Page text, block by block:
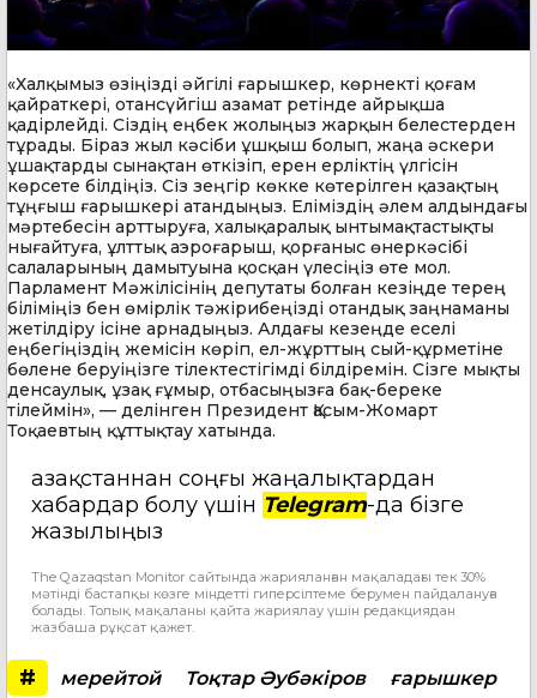
«Халқымыз өзіңізді әйгілі ғарышкер, көрнекті қоғам
қайраткері, отансүйгіш азамат ретінде айрықша
қадірлейді. Сіздің еңбек жолыңыз жарқын белестерден
тұрады. Біраз жыл кәсіби ұшқыш болып, жаңа әскери
ұшақтарды сынақтан өткізіп, ерен ерліктің үлгісін
көрсете білдіңіз. Сіз зеңгір көкке көтерілген қазақтың
тұңғыш ғарышкері атандыңыз. Еліміздің әлем алдындағы
мәртебесін арттыруға, халықаралық ынтымақтастықты
нығайтуға, ұлттық аэроғарыш, қорғаныс өнеркәсібі
салаларының дамытуына қосқан үлесіңіз өте мол.
Парламент Мәжілісінің депутаты болған кезіңде терең
біліміңіз бен өмірлік тәжірибеңізді отандық заңнаманы
жетілдіру ісіне арнадыңыз. Алдағы кезеңде еселі
еңбегіңіздің жемісін көріп, ел-жұрттың сый-құрметіне
бөлене беруіңізге тілектестігімді білдіремін. Сізге мықты
денсаулық, ұзақ ғұмыр, отбасыңызға бақ-береке
тілеймін», — делінген Президент Қасым-Жомарт
Тоқаевтың құттықтау хатында.
Қазақстаннан соңғы жаңалықтардан
хабардар болу үшін Telegram-да бізге
жазылыңыз
The Qazaqstan Monitor сайтында жарияланған мақаладағы тек 30%
мәтінді бастапқы көзге міндетті гиперсілтеме берумен пайдалануға
болады. Толық мақаланы қайта жариялау үшін редакциядан
жазбаша рұқсат қажет.
# мерейтой Тоқтар Әубәкіров
ғарышкер